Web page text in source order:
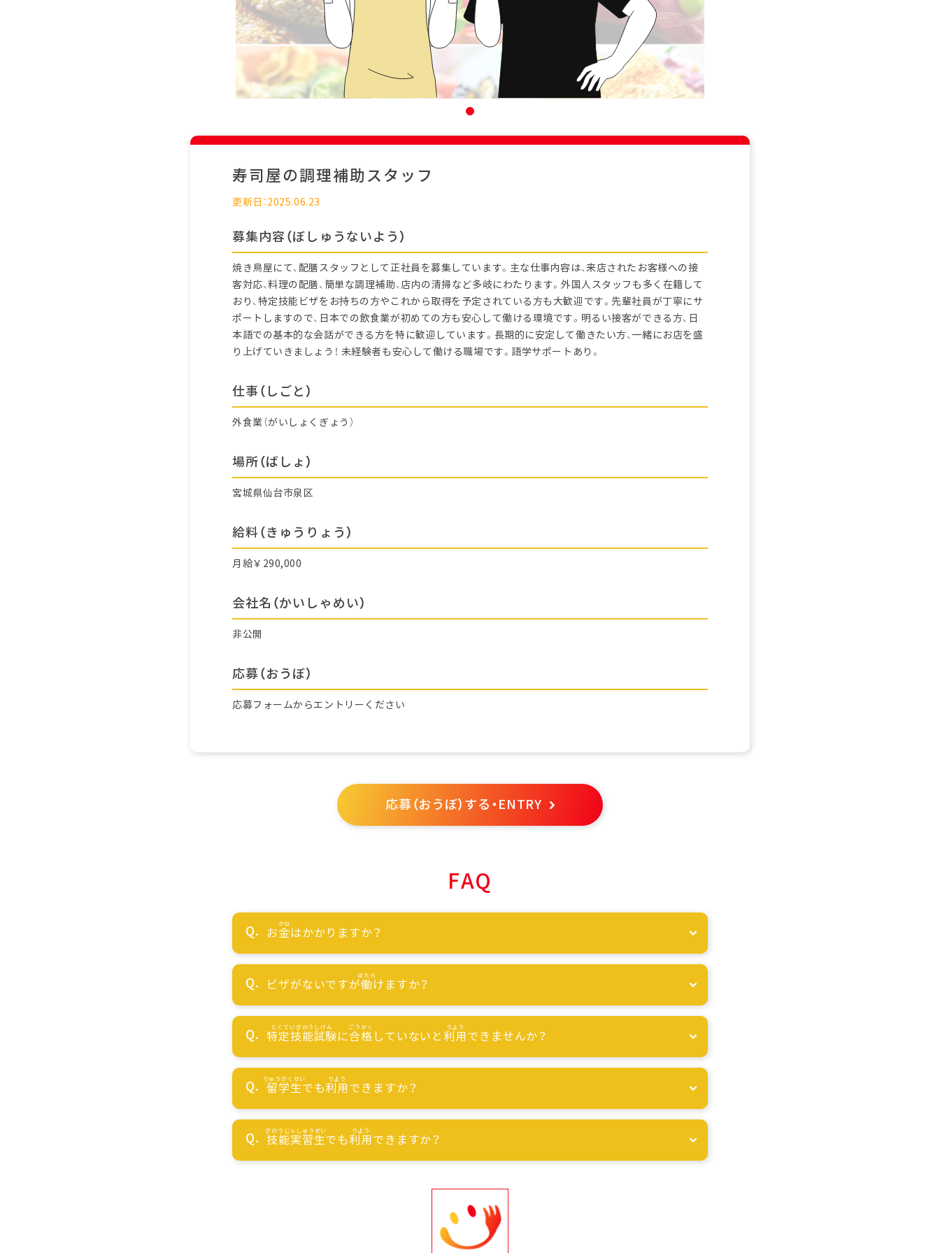
寿司屋の調理補助スタッフ
更新日：2025.06.23
募集内容（ぼしゅうないよう）
焼き鳥屋にて、配膳スタッフとして正社員を募集しています。主な仕事内容は、来店されたお客様への接
客対応、料理の配膳、簡単な調理補助、店内の清掃など多岐にわたります。外国人スタッフも多く在籍して
おり、特定技能ビザをお持ちの方やこれから取得を予定されている方も大歓迎です。先輩社員が丁寧にサ
ポートしますので、日本での飲食業が初めての方も安心して働ける環境です。明るい接客ができる方、日
本語での基本的な会話ができる方を特に歓迎しています。長期的に安定して働きたい方、一緒にお店を盛
り上げていきましょう！ 未経験者も安心して働ける職場です。語学サポートあり。
仕事（しごと）
外食業（がいしょくぎょう）
場所（ばしょ）
宮城県仙台市泉区
給料（きゅうりょう）
月給￥290,000
会社名（かいしゃめい）
非公開
応募（おうぼ）
応募フォームからエントリーください
応募（おうぼ）する・ENTRY
FAQ
お金はかかりますか？
ビザがないですが働けますか？
特定技能試験に合格 していないと利用できませんか？
留学生でも利用できますか？
技能実習生でも利用できますか？